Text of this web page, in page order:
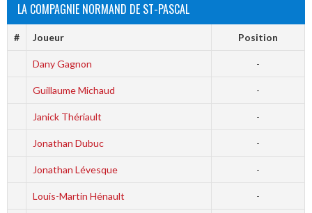
LA COMPAGNIE NORMAND DE ST-PASCAL
# Joueur Position
Dany Gagnon -
Guillaume Michaud -
Janick Thériault -
Jonathan Dubuc -
Jonathan Lévesque -
Louis-Martin Hénault -